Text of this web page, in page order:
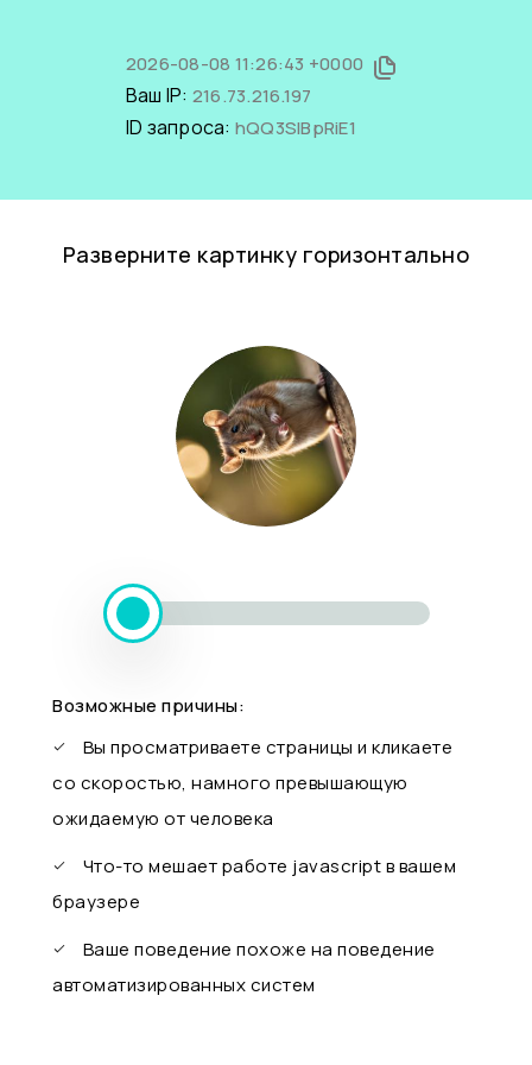
2026-08-08 11:26:43 +0000
Ваш IP: 216.73.216.197
ID запроса: hQQ3SlBpRiE1
Разверните картинку горизонтально
Возможные причины:
Вы просматриваете страницы и кликаете
со скоростью, намного превышающую
ожидаемую от человека
Что-то мешает работе javascript в вашем
браузере
Ваше поведение похоже на поведение
автоматизированных систем